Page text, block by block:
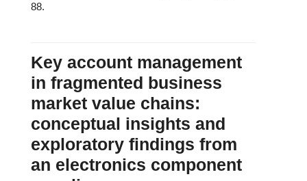
88.
Key account management
in fragmented business
market value chains:
conceptual insights and
exploratory findings from
an electronics component